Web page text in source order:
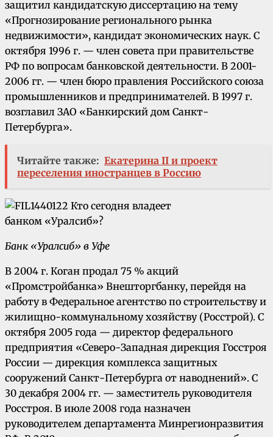
защитил кандидатскую диссертацию на тему
«Прогнозирование регионального рынка
недвижимости», кандидат экономических наук. С
октября 1996 г. — член совета при правительстве
РФ по вопросам банковской деятельности. В 2001-
2006 гг. — член бюро правления Российского союза
промышленников и предпринимателей. В 1997 г.
возглавил ЗАО «Банкирский дом Санкт-
Петербурга».
Читайте также: Екатерина II и проект
переселения иностранцев в Россию
Банк «Уралсиб» в Уфе
В 2004 г. Коган продал 75 % акций
«Промстройбанка» Внешторгбанку, перейдя на
работу в Федеральное агентство по строительству и
жилищно-коммунальному хозяйству (Росстрой). С
октября 2005 года — директор федерального
предприятия «Северо-Западная дирекция Госстроя
России — дирекция комплекса защитных
сооружений Санкт-Петербурга от наводнений». С
30 декабря 2004 гг. — заместитель руководителя
Росстроя. В июле 2008 года назначен
руководителем департамента Минрегионразвития